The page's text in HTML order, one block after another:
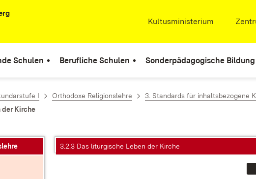
Extern:
Kultusministerium (Öffnet in
Schulen Berufliche Schulen Sonderpädagogische Bildung
I Orthodoxe Religionslehre 3. Standards für inhaltsbezogene
der Kirche
3.2.3 Das liturgische Leben der Kirche